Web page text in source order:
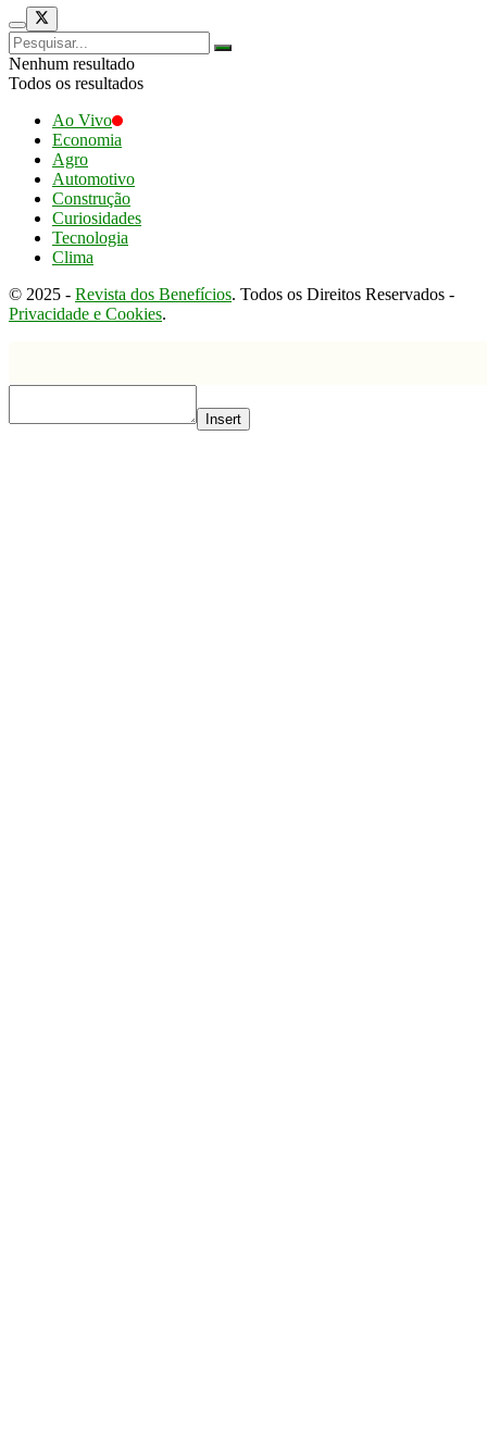
Nenhum resultado
Todos os resultados
Ao Vivo
Economia
Agro
Automotivo
Construção
Curiosidades
Tecnologia
Clima
© 2025 - Revista dos Benefícios. Todos os Direitos Reservados -
Privacidade e Cookies.
Insert